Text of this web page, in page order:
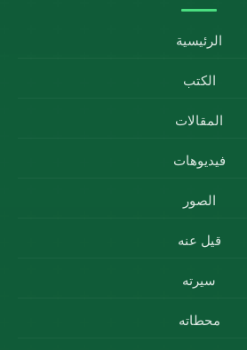
الرئيسية
الكتب
المقالات
فيديوهات
الصور
قيل عنه
سيرته
محطاته